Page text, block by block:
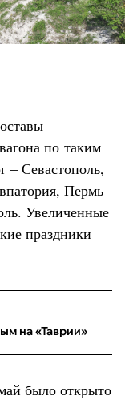
по таким
– Севастополь,
Пермь
Увеличенные
праздники
на «Таврии»
было открыто